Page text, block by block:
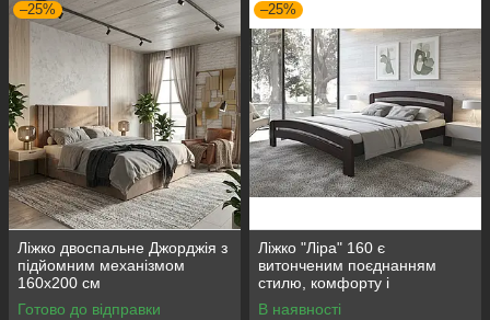
–25%
Ліжко двоспальне Джорджія з
підйомним механізмом
160х200 см
Готово до відправки
–25%
Ліжко "Ліра" 160 є
витонченим поєднанням
стилю, комфорту і
натуральних матеріалів
В наявності